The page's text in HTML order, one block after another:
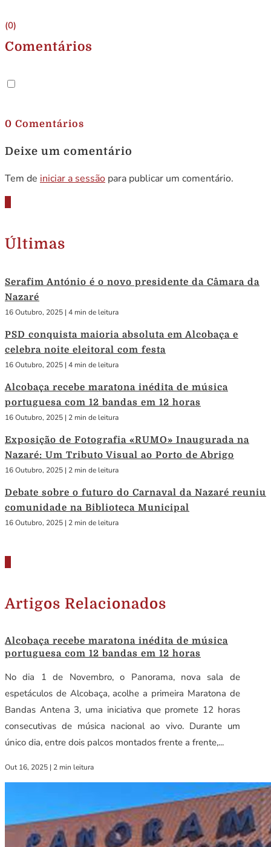
(0)
Comentários
0 Comentários
Deixe um comentário
Tem de iniciar a sessão para publicar um comentário.
Últimas
Serafim António é o novo presidente da Câmara da
Nazaré
16 Outubro, 2025 | 4 min de leitura
PSD conquista maioria absoluta em Alcobaça e
celebra noite eleitoral com festa
16 Outubro, 2025 | 4 min de leitura
Alcobaça recebe maratona inédita de música
portuguesa com 12 bandas em 12 horas
16 Outubro, 2025 | 2 min de leitura
Exposição de Fotografia «RUMO» Inaugurada na
Nazaré: Um Tributo Visual ao Porto de Abrigo
16 Outubro, 2025 | 2 min de leitura
Debate sobre o futuro do Carnaval da Nazaré reuniu
comunidade na Biblioteca Municipal
16 Outubro, 2025 | 2 min de leitura
Artigos Relacionados
Alcobaça recebe maratona inédita de música
portuguesa com 12 bandas em 12 horas
No dia 1 de Novembro, o Panorama, nova sala de
espetáculos de Alcobaça, acolhe a primeira Maratona de
Bandas Antena 3, uma iniciativa que promete 12 horas
consecutivas de música nacional ao vivo. Durante um
único dia, entre dois palcos montados frente a frente,...
Out 16, 2025 | 2 min leitura